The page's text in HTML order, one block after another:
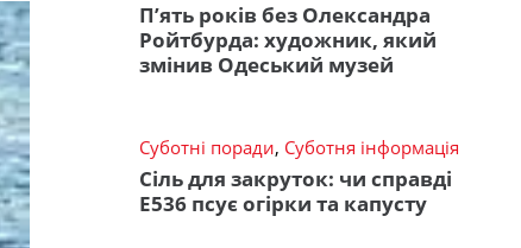
П’ять років без Олександра
Ройтбурда: художник, який
змінив Одеський музей
Суботні поради, Суботня інформація
Сіль для закруток: чи справді
Е536 псує огірки та капусту